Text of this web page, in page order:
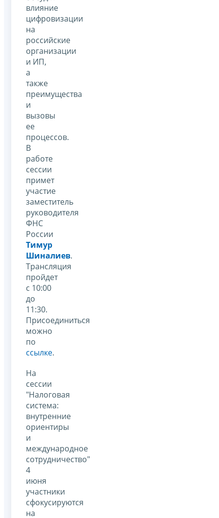
влияние
цифровизации
на
российские
организации
и ИП,
а
также
преимущества
и
вызовы
ее
процессов.
В
работе
сессии
примет
участие
заместитель
руководителя
ФНС
России
Тимур
Шиналиев.
Трансляция
пройдет
с 10:00
до
11:30.
Присоединиться
можно
по
ссылке.
На
сессии
"Налоговая
система:
внутренние
ориентиры
и
международное
сотрудничество"
4
июня
участники
сфокусируются
на